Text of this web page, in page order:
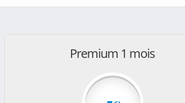
Premium 1 mois